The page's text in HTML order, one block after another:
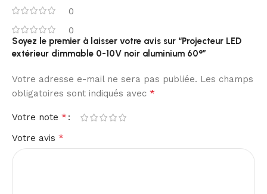
0
0
Soyez le premier à laisser votre avis sur “Projecteur LED
extérieur dimmable 0-10V noir aluminium 60°”
Votre adresse e-mail ne sera pas publiée. Les champs
obligatoires sont indiqués avec *
Votre note *
Votre avis *